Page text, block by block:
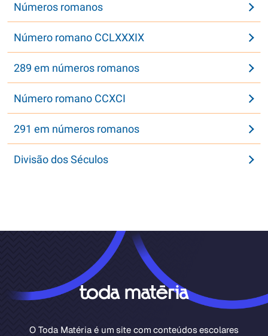
Números romanos
Número romano CCLXXXIX
289 em números romanos
Número romano CCXCI
291 em números romanos
Divisão dos Séculos
O Toda Matéria é um site com conteúdos escolares